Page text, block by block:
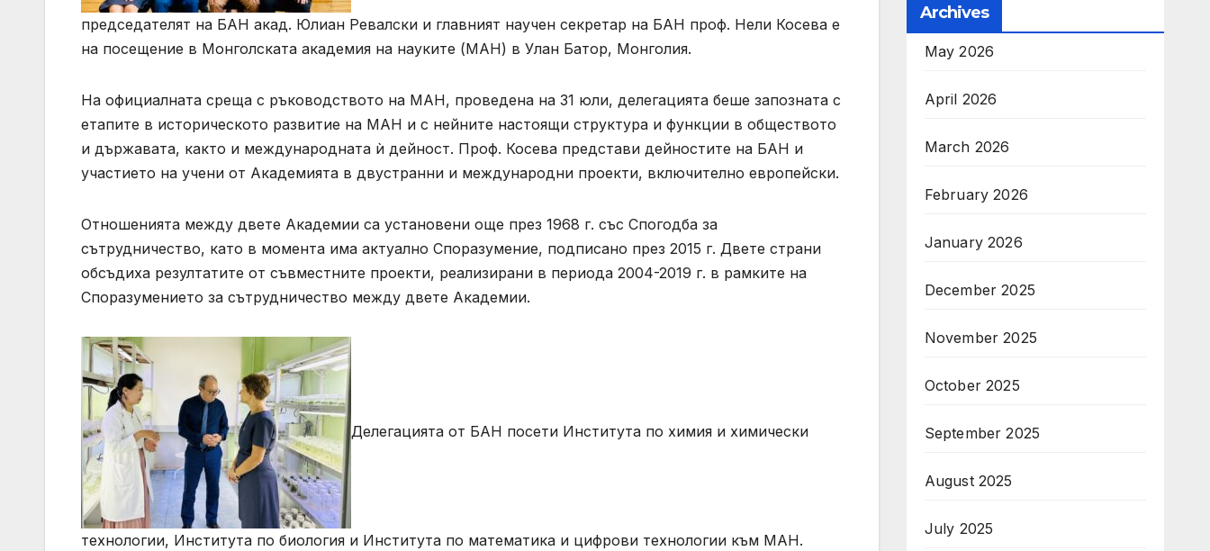
председателят на БАН акад. Юлиан Ревалски и главният научен секретар на БАН проф. Нели Косева е
на посещение в Монголската академия на науките (МАН) в Улан Батор, Монголия.
На официалната среща с ръководството на МАН, проведена на 31 юли, делегацията беше запозната с
етапите в историческото развитие на МАН и с нейните настоящи структура и функции в обществото
и държавата, както и международната ѝ дейност. Проф. Косева представи дейностите на БАН и
участието на учени от Академията в двустранни и международни проекти, включително европейски.
Отношенията между двете Академии са установени още през 1968 г. със Спогодба за
сътрудничество, като в момента има актуално Споразумение, подписано през 2015 г. Двете страни
обсъдиха резултатите от съвместните проекти, реализирани в периода 2004-2019 г. в рамките на
Споразумението за сътрудничество между двете Академии.
Делегацията от БАН посети Института по химия и химически
технологии, Института по биология и Института по математика и цифрови технологии към МАН.
Archives
May 2026
April 2026
March 2026
February 2026
January 2026
December 2025
November 2025
October 2025
September 2025
August 2025
July 2025